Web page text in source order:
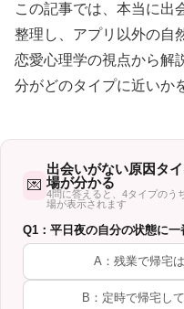
この記事では、本当に出
整理し、アプリ以外の自
恋愛心理学の視点から解
分がどのタイプに近いか
💌
出会いがない原因タ
場が分かる
4問に答えると、4タイプのう
場が表示されます
Q1：平日夜の自分の状態に一
A：残業で帰宅
B：定時で帰宅し